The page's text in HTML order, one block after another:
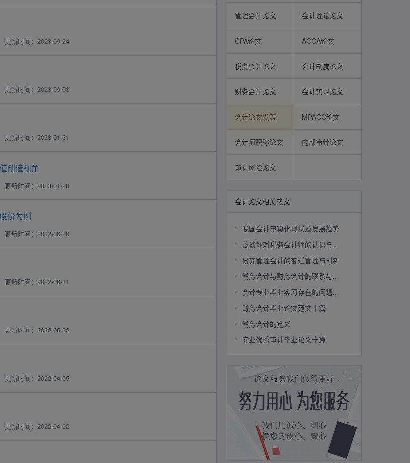
更新时间：2023-09-24
更新时间：2023-09-08
更新时间：2023-01-31
创造视角
更新时间：2023-01-28
份为例
更新时间：2022-06-20
更新时间：2022-06-11
更新时间：2022-05-22
更新时间：2022-04-05
更新时间：2022-04-02
管理会计论文 会计理论论文
CPA论文 ACCA论文
税务会计论文 会计制度论文
财务会计论文 会计实习论文
会计论文发表 MPACC论文
会计师职称论文 内部审计论文
审计风险论文
会计论文相关热文
我国会计电算化现状及发展趋势
浅谈你对税务会计师的认识与作用
研究管理会计的变迁管理与创新
税务会计与财务会计的联系与区别
会计专业毕业实习存在的问题及对策探讨
财务会计毕业论文范文十篇
税务会计的定义
专业优秀审计毕业论文十篇